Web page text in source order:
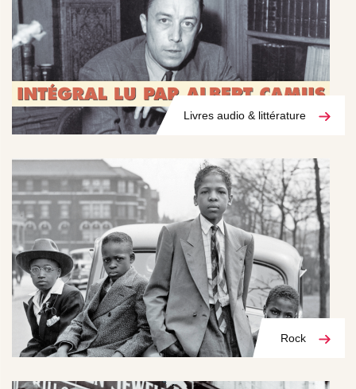
Livres audio & littérature
Rock